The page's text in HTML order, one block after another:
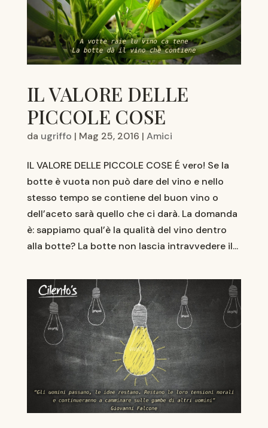
IL VALORE DELLE
PICCOLE COSE
da ugriffo | Mag 25, 2016 | Amici
IL VALORE DELLE PICCOLE COSE É vero! Se la
botte è vuota non può dare del vino e nello
stesso tempo se contiene del buon vino o
dell’aceto sarà quello che ci darà. La domanda
è: sappiamo qual’è la qualità del vino dentro
alla botte? La botte non lascia intravvedere il...